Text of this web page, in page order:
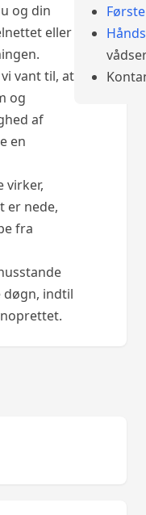
og din
eller
vant til, at
og
af
en
virker,
er nede,
fra
døgn, indtil